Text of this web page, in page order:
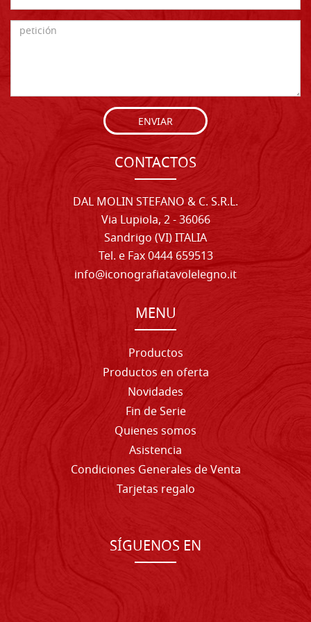
ENVIAR
CONTACTOS
DAL MOLIN STEFANO & C. S.R.L.
Via Lupiola, 2 - 36066
Sandrigo (VI) ITALIA
Tel. e Fax 0444 659513
info@iconografiatavolelegno.it
MENU
Productos
Productos en oferta
Novidades
Fin de Serie
Quienes somos
Asistencia
Condiciones Generales de Venta
Tarjetas regalo
SÍGUENOS EN